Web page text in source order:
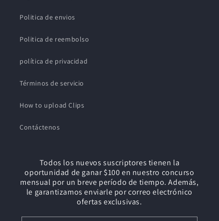
Politica de envios
Politica de reembolso
política de privacidad
Términos de servicio
How to upload Clips
Contáctenos
Todos los nuevos suscriptores tienen la
oportunidad de ganar $100 en nuestro concurso
mensual por un breve período de tiempo. Además,
le garantizamos enviarle por correo electrónico
ofertas exclusivas.